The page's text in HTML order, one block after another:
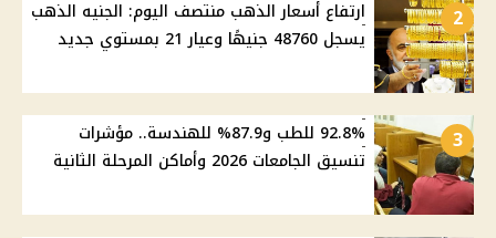
2
ارتفاع أسعار الذهب منتصف اليوم: الجنيه الذهب
يسجل 48760 جنيهًا وعيار 21 بمستوي جديد
3
92.8% للطب و87.9% للهندسة.. مؤشرات
تنسيق الجامعات 2026 وأماكن المرحلة الثانية